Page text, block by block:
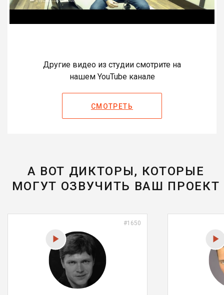
Другие видео из студии смотрите на
нашем YouTube канале
СМОТРЕТЬ
А ВОТ ДИКТОРЫ, КОТОРЫЕ
МОГУТ ОЗВУЧИТЬ ВАШ ПРОЕКТ
#1650